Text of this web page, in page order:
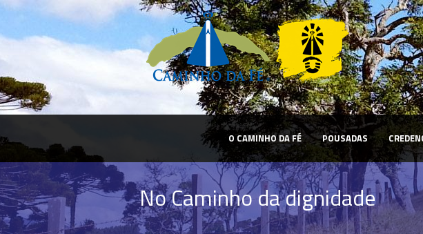
O CAMINHO DA FÉ POUSADAS
No Caminho da dignidade